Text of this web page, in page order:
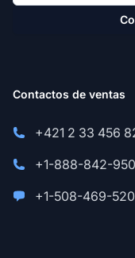
Contactos de ventas
+421 2 33 456
+1-888-842-
+1-508-469-